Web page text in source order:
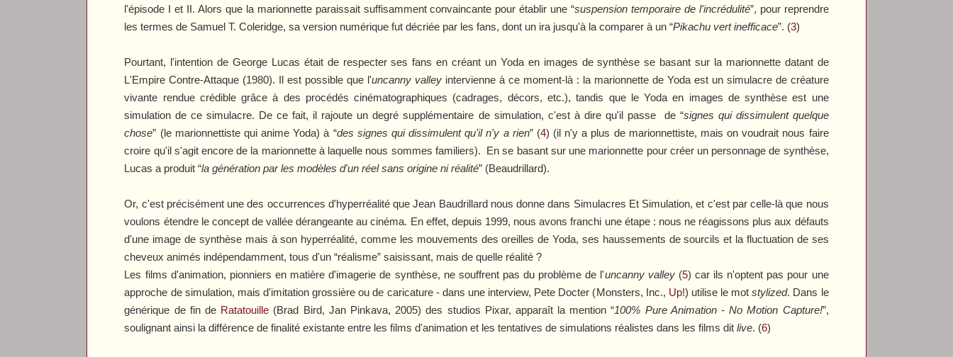
l'épisode I et II. Alors que la marionnette paraissait suffisamment convaincante pour établir une “suspension temporaire de l'incrédulité”, pour reprendre
les termes de Samuel T. Coleridge, sa version numérique fut décriée par les fans, dont un ira jusqu'à la comparer à un “Pikachu vert inefficace”. (3)
Pourtant, l'intention de George Lucas était de respecter ses fans en créant un Yoda en images de synthèse se basant sur la marionnette datant de
L'Empire Contre-Attaque (1980). Il est possible que l'uncanny valley intervienne à ce moment-là : la marionnette de Yoda est un simulacre de créature
vivante rendue crédible grâce à des procédés cinématographiques (cadrages, décors, etc.), tandis que le Yoda en images de synthèse est une
simulation de ce simulacre. De ce fait, il rajoute un degré supplémentaire de simulation, c'est à dire qu'il passe
de “signes qui dissimulent quelque
chose” (le marionnettiste qui anime Yoda) à “des signes qui dissimulent qu'il n'y a rien” (4) (il n'y a plus de marionnettiste, mais on voudrait nous faire
croire qu'il s'agit encore de la marionnette à laquelle nous sommes familiers). En se basant sur une marionnette pour créer un personnage de synthèse,
Lucas a produit “la génération par les modèles d'un réel sans origine ni réalité” (Beaudrillard).
Or, c'est précisément une des occurrences d'hyperréalité que Jean Baudrillard nous donne dans Simulacres Et Simulation, et c'est par celle-là que nous
voulons étendre le concept de vallée dérangeante au cinéma. En effet, depuis 1999, nous avons franchi une étape : nous ne réagissons plus aux défauts
d'une image de synthèse mais à son hyperréalité, comme les mouvements des oreilles de Yoda, ses haussements de sourcils et la fluctuation de ses
cheveux animés indépendamment, tous d'un “réalisme” saisissant, mais de quelle réalité ?
Les films d'animation, pionniers en matière d'imagerie de synthèse, ne souffrent pas du problème de l'uncanny valley (5) car ils n'optent pas pour une
approche de simulation, mais d'imitation grossière ou de caricature - dans une interview, Pete Docter (Monsters, Inc., Up!) utilise le motstylized. Dans le
générique de fin de Ratatouille (Brad Bird, Jan Pinkava, 2005) des studios Pixar, apparaît la mention “100% Pure Animation - No Motion Capture!”,
soulignant ainsi la différence de finalité existante entre les films d'animation et les tentatives de simulations réalistes dans les films ditlive. (6)